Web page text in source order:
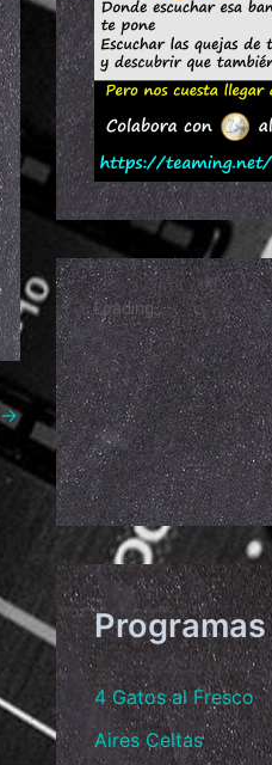
→
Programas
4 Gatos al Fresco
Aires Celtas